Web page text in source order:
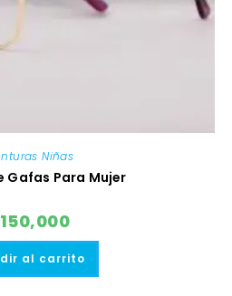
Niñas
Gafas Para Mujer
150,000
al carrito